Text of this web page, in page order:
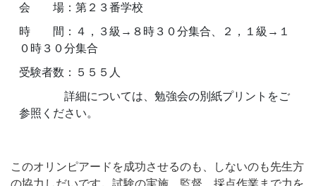
会 場：第２３番学校
時 間：４，３級→８時３０分集合、２，１級→１
０時３０分集合
受験者数：５５５人
詳細については、勉強会の別紙プリントをご
参照ください。
このオリンピアードを成功させるのも、しないのも先生方